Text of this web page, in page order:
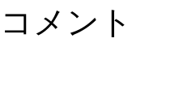
コメント